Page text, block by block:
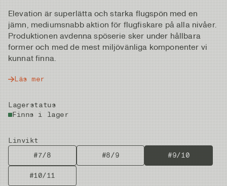
Elevation är superlätta och starka flugspön med en
jämn, mediumsnabb aktion för flugfiskare på alla nivåer.
Produktionen avdenna spöserie sker under hållbara
former och med de mest miljövänliga komponenter vi
kunnat finna.
Läs mer
Lagerstatus
Finns i lager
Linvikt
#7/8
#8/9 #9/10
#10/11